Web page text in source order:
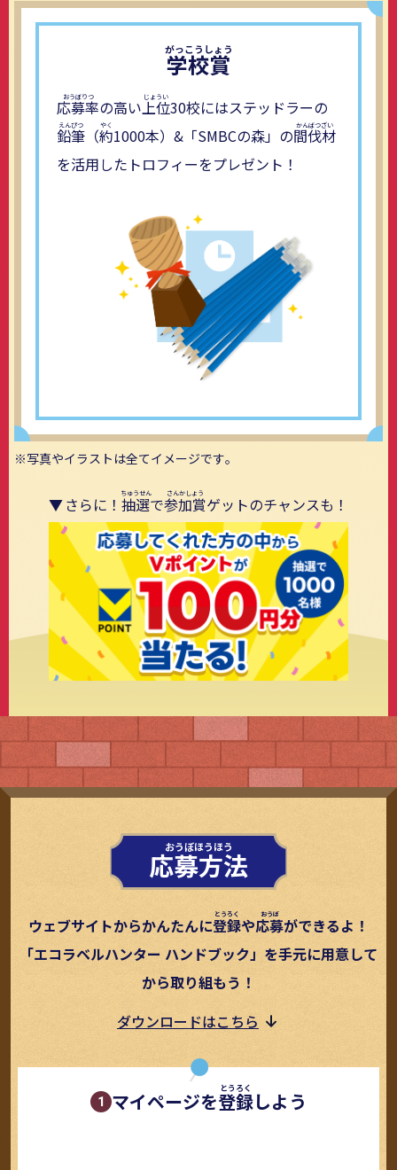
学校賞
応募率の高い上位30校にはステッドラーの
鉛筆 （約1000本）&「SMBCの森」の間伐材
を活用したトロフィーをプレゼント！
写真やイラストは全てイメージです。
さらに！ 抽選で参加賞ゲットのチャンスも！
応募方法
ウェブサイトからかんたんに登録や応募ができるよ！
「エコラベルハンター ハンドブック」を手元に用意して
から取り組もう！
ダウンロードはこちら
1 マイページを登録しよう